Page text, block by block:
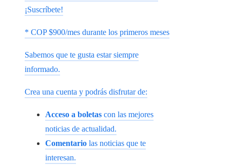
¡Suscríbete!
* COP $900/mes durante los primeros meses
Sabemos que te gusta estar siempre
informado.
Crea una cuenta y podrás disfrutar de:
Acceso a boletas con las mejores
noticias de actualidad.
Comentario las noticias que te
interesan.